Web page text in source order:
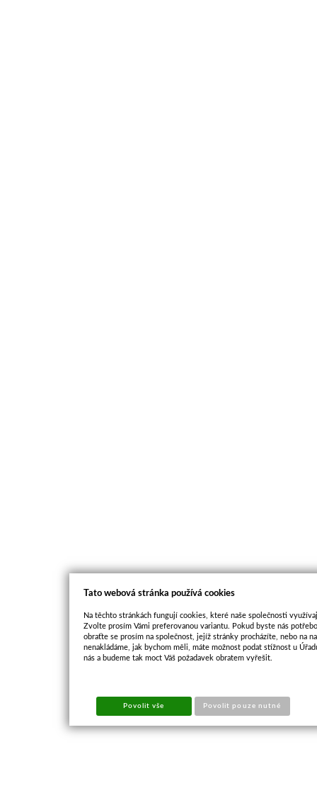
Tato webová stránka používá cookies
Na těchto stránkách fungují cookies, které naše společnosti
Zvolte prosím Vámi preferovanou variantu. Pokud byste nás
obraťte se prosím na společnost, jejíž stránky procházíte, nebo na
nenakládáme, jak bychom měli, máte možnost podat stížnost u
nás a budeme tak moct Váš požadavek obratem vyřešit.
Povolit vše Povolit pouze nutné